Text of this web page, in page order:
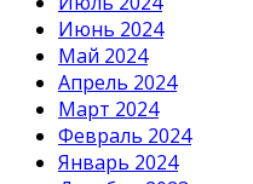
Июнь 2024
Май 2024
Апрель 2024
Март 2024
Февраль 2024
Январь 2024